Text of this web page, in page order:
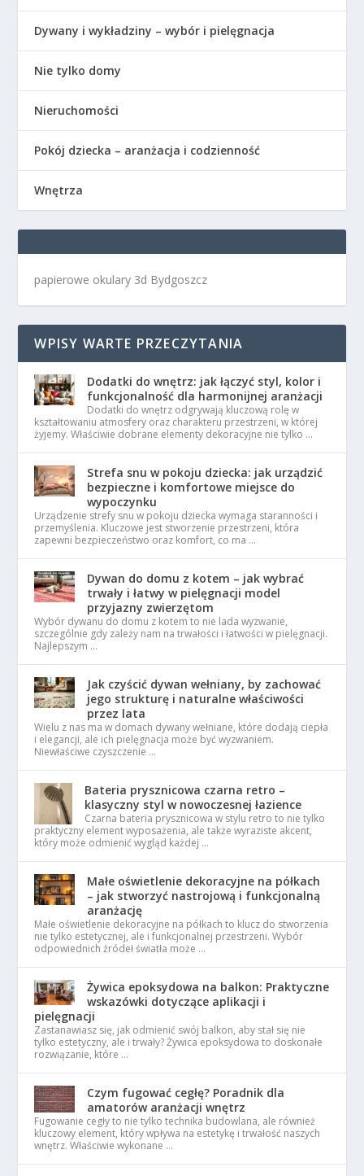
Dywany i wykładziny – wybór i pielęgnacja
Nie tylko domy
Nieruchomości
Pokój dziecka – aranżacja i codzienność
Wnętrza
papierowe okulary 3d Bydgoszcz
WPISY WARTE PRZECZYTANIA
Dodatki do wnętrz: jak łączyć styl, kolor i
funkcjonalność dla harmonijnej aranżacji
Dodatki do wnętrz odgrywają kluczową rolę w
kształtowaniu atmosfery oraz charakteru przestrzeni, w której
żyjemy. Właściwie dobrane elementy dekoracyjne nie tylko …
Strefa snu w pokoju dziecka: jak urządzić
bezpieczne i komfortowe miejsce do
wypoczynku
Urządzenie strefy snu w pokoju dziecka wymaga staranności i
przemyślenia. Kluczowe jest stworzenie przestrzeni, która
zapewni bezpieczeństwo oraz komfort, co ma …
Dywan do domu z kotem – jak wybrać
trwały i łatwy w pielęgnacji model
przyjazny zwierzętom
Wybór dywanu do domu z kotem to nie lada wyzwanie,
szczególnie gdy zależy nam na trwałości i łatwości w pielęgnacji.
Najlepszym …
Jak czyścić dywan wełniany, by zachować
jego strukturę i naturalne właściwości
przez lata
Wielu z nas ma w domach dywany wełniane, które dodają ciepła
i elegancji, ale ich pielęgnacja może być wyzwaniem.
Niewłaściwe czyszczenie …
Bateria prysznicowa czarna retro –
klasyczny styl w nowoczesnej łazience
Czarna bateria prysznicowa w stylu retro to nie tylko
praktyczny element wyposażenia, ale także wyraziste akcent,
który może odmienić wygląd każdej …
Małe oświetlenie dekoracyjne na półkach
– jak stworzyć nastrojową i funkcjonalną
aranżację
Małe oświetlenie dekoracyjne na półkach to klucz do stworzenia
nie tylko estetycznej, ale i funkcjonalnej przestrzeni. Wybór
odpowiednich źródeł światła może …
Żywica epoksydowa na balkon: Praktyczne
wskazówki dotyczące aplikacji i
pielęgnacji
Zastanawiasz się, jak odmienić swój balkon, aby stał się nie
tylko estetyczny, ale i trwały? Żywica epoksydowa to doskonałe
rozwiązanie, które …
Czym fugować cegłę? Poradnik dla
amatorów aranżacji wnętrz
Fugowanie cegły to nie tylko technika budowlana, ale również
kluczowy element, który wpływa na estetykę i trwałość naszych
wnętrz. Właściwie wykonane …